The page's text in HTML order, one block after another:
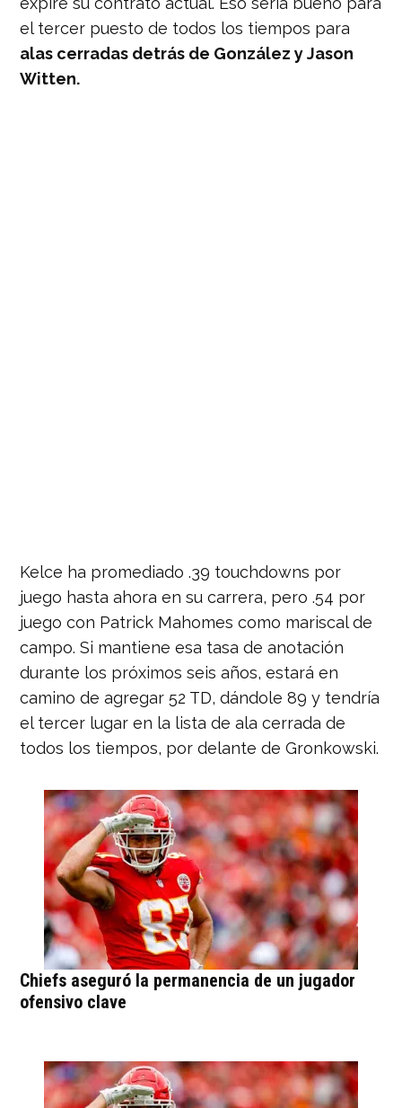
el tercer puesto de todos los tiempos para
alas cerradas detrás de González y Jason
Witten.
Kelce ha promediado .39 touchdowns por
juego hasta ahora en su carrera, pero .54 por
juego con Patrick Mahomes como mariscal de
campo. Si mantiene esa tasa de anotación
durante los próximos seis años, estará en
camino de agregar 52 TD, dándole 89 y tendría
el tercer lugar en la lista de ala cerrada de
todos los tiempos, por delante de Gronkowski.
Chiefs aseguró la permanencia de un jugador
ofensivo clave